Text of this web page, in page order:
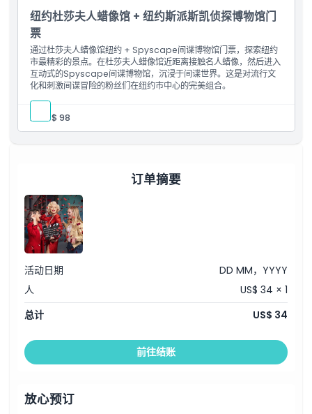
纽约杜莎夫人蜡像馆 + 纽约斯派斯凯侦探博物馆门
票
通过杜莎夫人蜡像馆纽约 + Spyscape间谍博物馆门票，探索纽约
市最精彩的景点。在杜莎夫人蜡像馆近距离接触名人蜡像，然后进入
互动式的Spyscape间谍博物馆，沉浸于间谍世界。这是对流行文
化和刺激间谍冒险的粉丝们在纽约市中心的完美组合。
人: US$ 98
订单摘要
活动日期
DD MM，YYYY
人
US$ 34 × 1
总计
US$ 34
前往结账
放心预订